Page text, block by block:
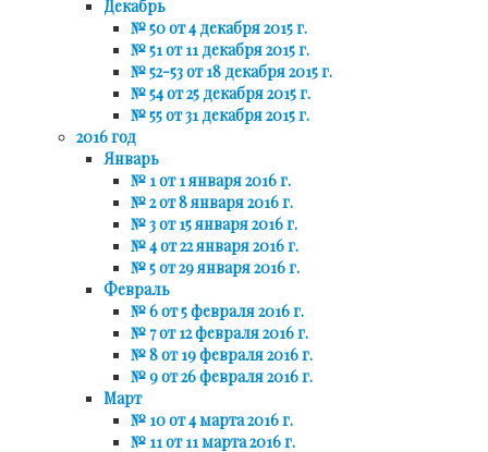
Декабрь
№ 50 от 4 декабря 2015 г.
№ 51 от 11 декабря 2015 г.
№ 52-53 от 18 декабря 2015 г.
№ 54 от 25 декабря 2015 г.
№ 55 от 31 декабря 2015 г.
2016 год
Январь
№ 1 от 1 января 2016 г.
№ 2 от 8 января 2016 г.
№ 3 от 15 января 2016 г.
№ 4 от 22 января 2016 г.
№ 5 от 29 января 2016 г.
Февраль
№ 6 от 5 февраля 2016 г.
№ 7 от 12 февраля 2016 г.
№ 8 от 19 февраля 2016 г.
№ 9 от 26 февраля 2016 г.
Март
№ 10 от 4 марта 2016 г.
№ 11 от 11 марта 2016 г.